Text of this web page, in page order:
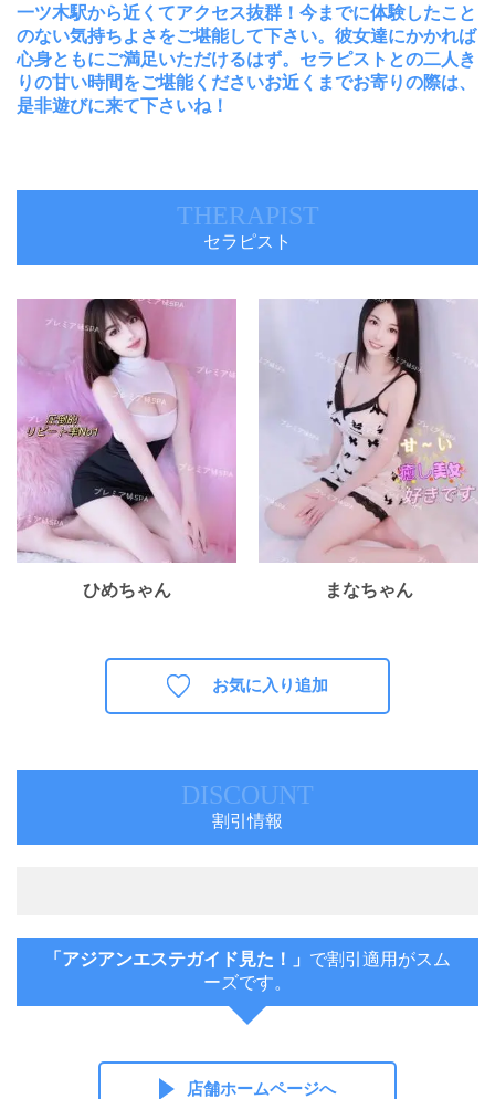
一ツ木駅から近くてアクセス抜群！今までに体験したこと
のない気持ちよさをご堪能して下さい。彼女達にかかれば
心身ともにご満足いただけるはず。セラピストとの二人き
りの甘い時間をご堪能くださいお近くまでお寄りの際は、
是非遊びに来て下さいね！
THERAPIST
セラピスト
ひめちゃん まなちゃん
お気に入り追加
DISCOUNT
割引情報
「アジアンエステガイド見た！」 で割引適用がスム
ーズです。
店舗ホームページへ